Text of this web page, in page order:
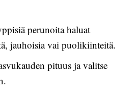
perunoita haluat
jauhoisia vai puolikiinteitä.
pituus ja valitse